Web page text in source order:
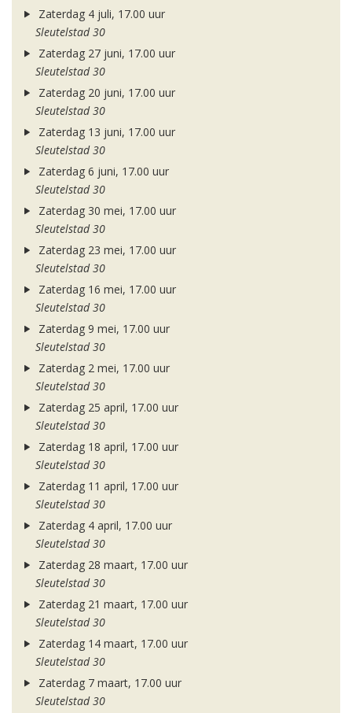
Zaterdag 4 juli, 17.00 uur
Sleutelstad 30
Zaterdag 27 juni, 17.00 uur
Sleutelstad 30
Zaterdag 20 juni, 17.00 uur
Sleutelstad 30
Zaterdag 13 juni, 17.00 uur
Sleutelstad 30
Zaterdag 6 juni, 17.00 uur
Sleutelstad 30
Zaterdag 30 mei, 17.00 uur
Sleutelstad 30
Zaterdag 23 mei, 17.00 uur
Sleutelstad 30
Zaterdag 16 mei, 17.00 uur
Sleutelstad 30
Zaterdag 9 mei, 17.00 uur
Sleutelstad 30
Zaterdag 2 mei, 17.00 uur
Sleutelstad 30
Zaterdag 25 april, 17.00 uur
Sleutelstad 30
Zaterdag 18 april, 17.00 uur
Sleutelstad 30
Zaterdag 11 april, 17.00 uur
Sleutelstad 30
Zaterdag 4 april, 17.00 uur
Sleutelstad 30
Zaterdag 28 maart, 17.00 uur
Sleutelstad 30
Zaterdag 21 maart, 17.00 uur
Sleutelstad 30
Zaterdag 14 maart, 17.00 uur
Sleutelstad 30
Zaterdag 7 maart, 17.00 uur
Sleutelstad 30